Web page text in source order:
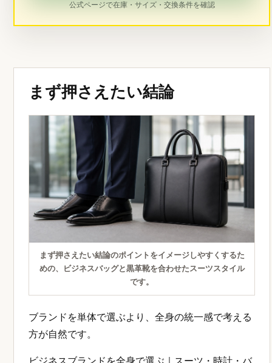
公式ページで在庫・サイズ・交換条件を確認
まず押さえたい結論
まず押さえたい結論のポイントをイメージしやすくするた
めの、ビジネスバッグと黒革靴を合わせたスーツスタイル
です。
ブランドを単体で選ぶより、全身の統一感で考える
方が自然です。